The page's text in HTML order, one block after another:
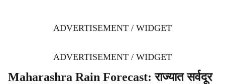
ADVERTISEMENT / WIDGET
ADVERTISEMENT / WIDGET
Maharashra Rain Forecast: राज्यात सर्वदूर